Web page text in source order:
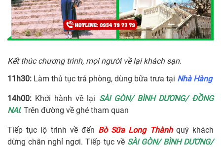
Kết thúc chương trình, mọi người về lại khách sạn.
11h30: Làm thủ tục trả phòng, dùng bữa trưa tại Nhà Hàng
14h00: Khởi hành về lại SÀI GÒN/ BÌNH DƯƠNG/ ĐỒNG
NAI. Trên đường về ghé tham quan
Tiếp tục lộ trình về đến Bò Sữa Long Thànhquý khách
dừng chân nghỉ ngơi. Tiếp tục về SÀI GÒN/ BÌNH DƯƠNG/